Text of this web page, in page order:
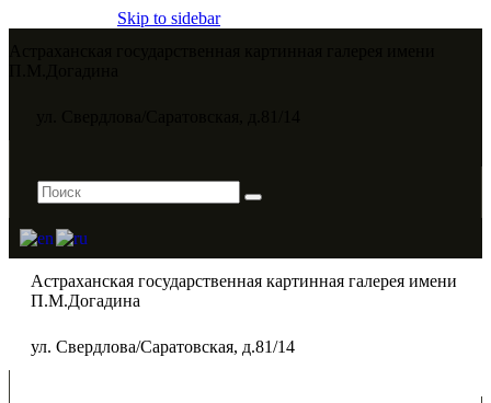
Skip to sidebar
Астраханская государственная картинная галерея имени
П.М.Догадина​
ул. Свердлова/Саратовская, д.81/14